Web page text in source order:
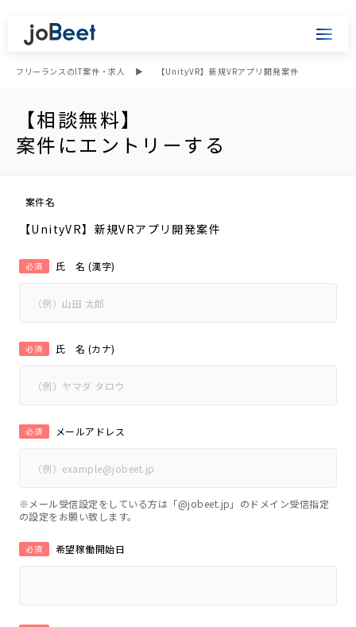
フリーランスのIT案件・求人 【UnityVR】新規VRアプリ開発案件
【相談無料】
案件にエントリーする
案件名
【UnityVR】新規VRアプリ開発案件
氏 名 (漢字)
必須
氏 名 (カナ)
必須
メールアドレス
必須
※メール受信設定をしている方は「@jobeet.jp」のドメイン受信指定
の設定をお願い致します。
希望稼働開始日
必須